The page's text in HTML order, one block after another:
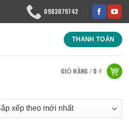
0983079742
THANH TOÁN
GIỎ HÀNG /0 ₫